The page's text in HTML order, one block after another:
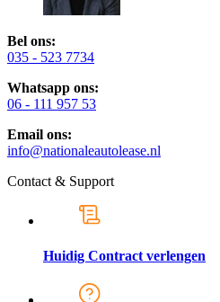
Bel ons:
035 - 523 7734
Whatsapp ons:
06 - 111 957 53
Email ons:
info@nationaleautolease.nl
Contact & Support
Huidig Contract verlengen